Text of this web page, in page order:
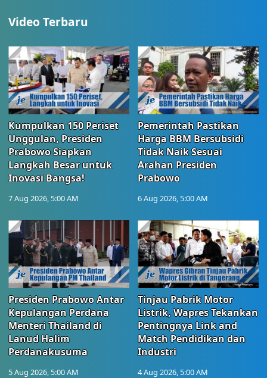
Video Terbaru
Kumpulkan 150 Periset
Unggulan, Presiden
Prabowo Siapkan
Langkah Besar untuk
Inovasi Bangsa!
7 Aug 2026, 5:00 AM
Pemerintah Pastikan
Harga BBM Bersubsidi
Tidak Naik Sesuai
Arahan Presiden
Prabowo
6 Aug 2026, 5:00 AM
Presiden Prabowo Antar
Kepulangan Perdana
Menteri Thailand di
Lanud Halim
Perdanakusuma
5 Aug 2026, 5:00 AM
Tinjau Pabrik Motor
Listrik, Wapres Tekankan
Pentingnya Link and
Match Pendidikan dan
Industri
4 Aug 2026, 5:00 AM